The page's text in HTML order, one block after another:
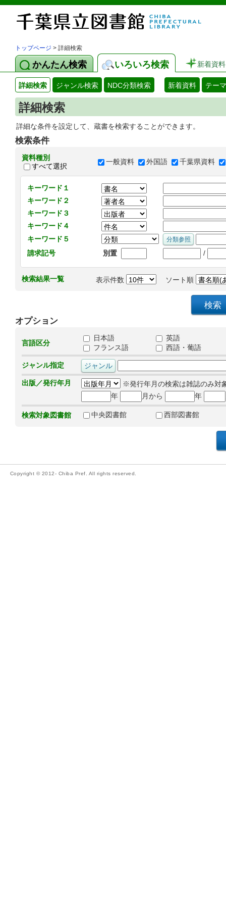
トップページ > 詳細検索
かんたん検索 いろいろ検索 新着資料
詳細検索 ジャンル検索 NDC分類検索 新着資料 テー
詳細検索
詳細な条件を設定して、蔵書を検索することができます。
検索条件
資料種別
すべて選択
一般資料 外国語 千葉県資料
キーワード１
キーワード２
キーワード３
キーワード４
キーワード５
請求記号
別置 /
検索結果一覧 表示件数 ソート順
オプション
言語区分
日本語
英語
フランス語
西語・葡語
ジャンル指定
出版／発行年月
※発行年月の検索は雑誌のみ対
年
月から 年
検索対象図書館 中央図書館 西部図書館
Copyright © 2012- Chiba Pref. All rights reserved.